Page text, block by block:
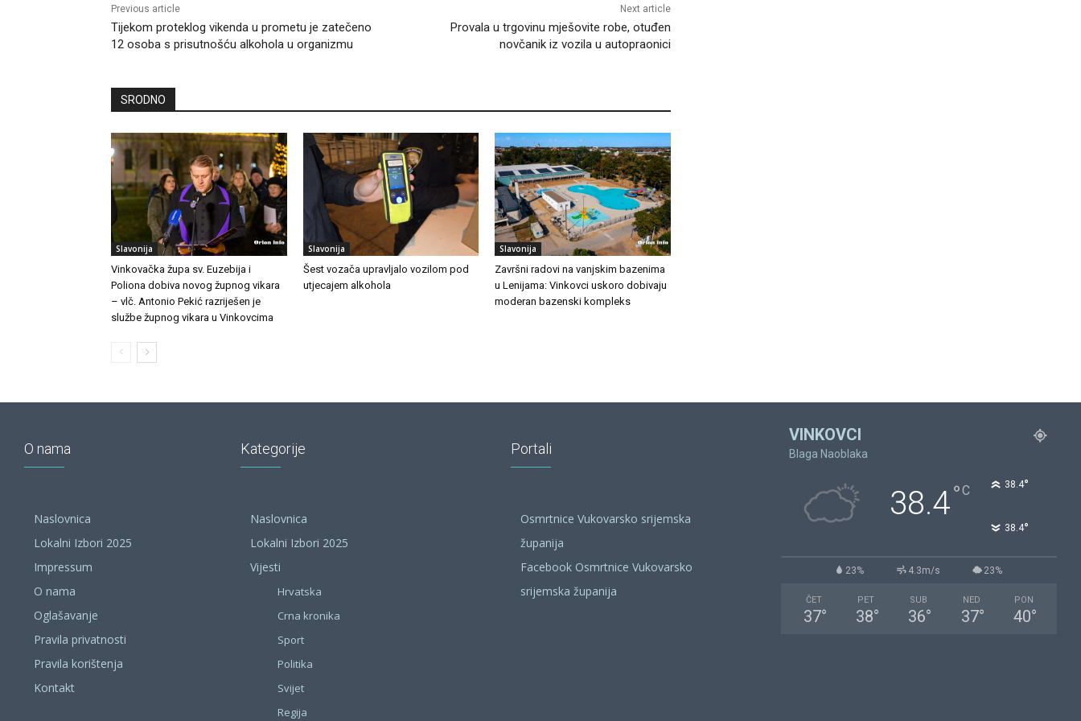
Previous article
Tijekom proteklog vikenda u prometu je zatečeno
12 osoba s prisutnošću alkohola u organizmu
Next article
Provala u trgovinu mješovite robe, otuđen
novčanik iz vozila u autopraonici
SRODNO
Slavonija
Vinkovačka župa sv. Euzebija i
Poliona dobiva novog župnog vikara
– vlč. Antonio Pekić razriješen je
službe župnog vikara u Vinkovcima
Slavonija
Šest vozača upravljalo vozilom pod
utjecajem alkohola
Slavonija
Završni radovi na vanjskim bazenima
u Lenijama: Vinkovci uskoro dobivaju
moderan bazenski kompleks
O nama
Naslovnica
Lokalni Izbori 2025
Impressum
O nama
Oglašavanje
Pravila privatnosti
Pravila korištenja
Kontakt
Kategorije
Naslovnica
Lokalni Izbori 2025
Vijesti
Hrvatska
Crna kronika
Sport
Politika
Svijet
Regija
Portali
Osmrtnice Vukovarsko srijemska
županija
Facebook Osmrtnice Vukovarsko
srijemska županija
VINKOVCI
Blaga Naoblaka
38.4°C 38.4°
38.4°
23% 4.3m/s 23%
ČET
37°
PET
38°
SUB
36°
NED
37°
PON
40°